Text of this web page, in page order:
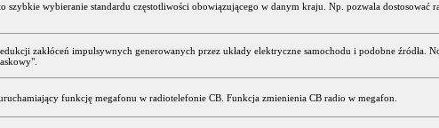
szybkie wybieranie standardu częstotliwości obowiązującego w danym kraju. Np. pozwala dostosować
zakłóceń impulsywnych generowanych przez układy elektryczne samochodu i podobne źródła.
funkcję megafonu w radiotelefonie CB. Funkcja zmienienia CB radio w megafon.